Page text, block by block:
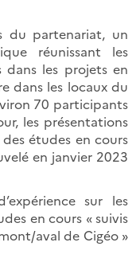
du partenariat, un
réunissant les
dans les projets en
dans les locaux du
70 participants
les présentations
études en cours
en janvier 2023
sur les
en cours « suivis
aval de Cigéo »